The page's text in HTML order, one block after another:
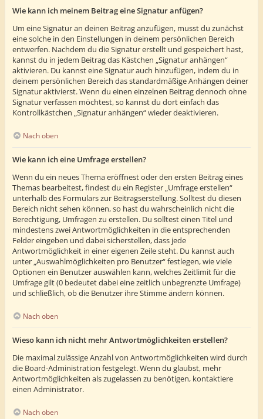
Wie kann ich meinem Beitrag eine Signatur anfügen?
Um eine Signatur an deinen Beitrag anzufügen, musst du zunächst
eine solche in den Einstellungen in deinem persönlichen Bereich
entwerfen. Nachdem du die Signatur erstellt und gespeichert hast,
kannst du in jedem Beitrag das Kästchen „Signatur anhängen“
aktivieren. Du kannst eine Signatur auch hinzufügen, indem du in
deinem persönlichen Bereich das standardmäßige Anhängen deiner
Signatur aktivierst. Wenn du einen einzelnen Beitrag dennoch ohne
Signatur verfassen möchtest, so kannst du dort einfach das
Kontrollkästchen „Signatur anhängen“ wieder deaktivieren.
Nach oben
Wie kann ich eine Umfrage erstellen?
Wenn du ein neues Thema eröffnest oder den ersten Beitrag eines
Themas bearbeitest, findest du ein Register „Umfrage erstellen“
unterhalb des Formulars zur Beitragserstellung. Solltest du diesen
Bereich nicht sehen können, so hast du wahrscheinlich nicht die
Berechtigung, Umfragen zu erstellen. Du solltest einen Titel und
mindestens zwei Antwortmöglichkeiten in die entsprechenden
Felder eingeben und dabei sicherstellen, dass jede
Antwortmöglichkeit in einer eigenen Zeile steht. Du kannst auch
unter „Auswahlmöglichkeiten pro Benutzer“ festlegen, wie viele
Optionen ein Benutzer auswählen kann, welches Zeitlimit für die
Umfrage gilt (0 bedeutet dabei eine zeitlich unbegrenzte Umfrage)
und schließlich, ob die Benutzer ihre Stimme ändern können.
Nach oben
Wieso kann ich nicht mehr Antwortmöglichkeiten erstellen?
Die maximal zulässige Anzahl von Antwortmöglichkeiten wird durch
die Board-Administration festgelegt. Wenn du glaubst, mehr
Antwortmöglichkeiten als zugelassen zu benötigen, kontaktiere
einen Administrator.
Nach oben